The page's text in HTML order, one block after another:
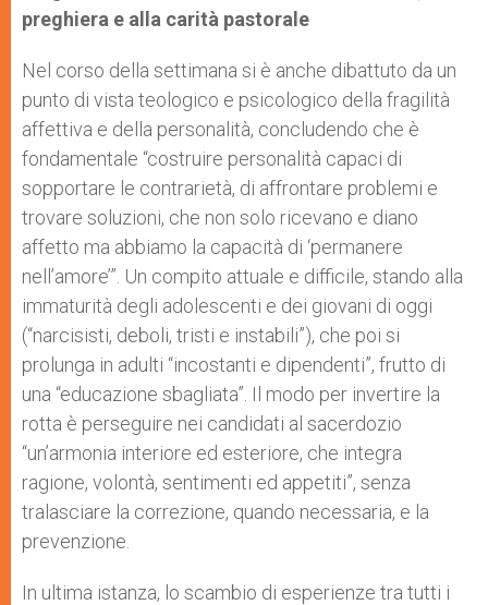
preghiera e alla carità pastorale
Nel corso della settimana si è anche dibattuto da un
punto di vista teologico e psicologico della fragilità
affettiva e della personalità, concludendo che è
fondamentale “costruire personalità capaci di
sopportare le contrarietà, di affrontare problemi e
trovare soluzioni, che non solo ricevano e diano
affetto ma abbiamo la capacità di ‘permanere
nell’amore’”. Un compito attuale e difficile, stando alla
immaturità degli adolescenti e dei giovani di oggi
(“narcisisti, deboli, tristi e instabili”), che poi si
prolunga in adulti “incostanti e dipendenti”, frutto di
una “educazione sbagliata”. Il modo per invertire la
rotta è perseguire nei candidati al sacerdozio
“un’armonia interiore ed esteriore, che integra
ragione, volontà, sentimenti ed appetiti”, senza
tralasciare la correzione, quando necessaria, e la
prevenzione.
In ultima istanza, lo scambio di esperienze tra tutti i